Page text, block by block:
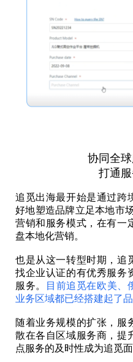
协同全
打通
追觅出海最开始是通过跨
好地塑造品牌立足本地市
营销和服务模式，在有一
盘本地化营销。
也是从这一转型时期，追
找企业认证的有优秀服务
服务。
目前追觅在欧美、
业务区域都已经搭建起了
随着业务规模的扩张，服
散在各自区域服务商，提
点服务的及时性成为追觅